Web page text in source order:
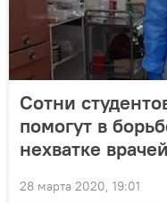
Сотни
помогут в
нехватке врачей
28 марта 2020, 19:01